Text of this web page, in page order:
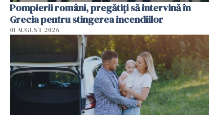
Pompierii români, pregătiţi să intervină în
Grecia pentru stingerea incendiilor
01 AUGUST 2026